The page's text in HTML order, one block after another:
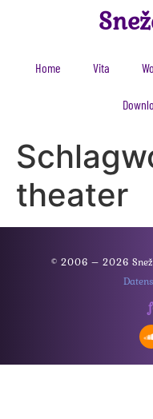
Home Vita
theater
© 2006 – 2026